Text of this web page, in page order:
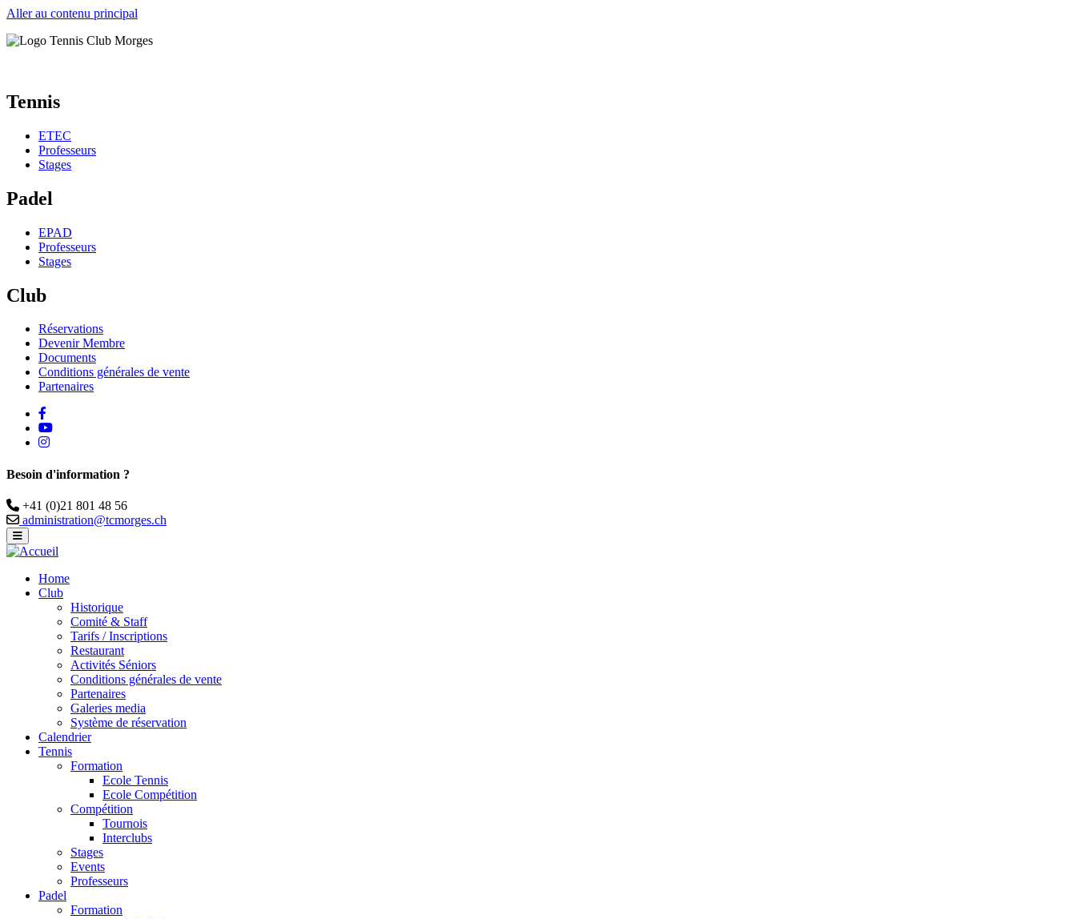
Aller au contenu principal
Tennis
ETEC
Professeurs
Stages
Padel
EPAD
Professeurs
Stages
Club
Réservations
Devenir Membre
Documents
Conditions générales de vente
Partenaires
Youtube
instagram
Besoin d'information ?
Téléphone
+41 (0)21 801 48 56
Email
administration@tcmorges.ch
Home
Club
Historique
Comité & Staff
Tarifs / Inscriptions
Restaurant
Activités Séniors
Conditions générales de vente
Partenaires
Galeries media
Système de réservation
Calendrier
Tennis
Formation
Ecole Tennis
Ecole Compétition
Compétition
Tournois
Interclubs
Stages
Events
Professeurs
Padel
Formation